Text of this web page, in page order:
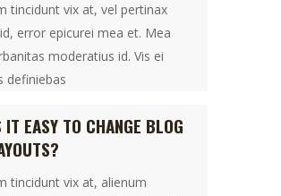
tincidunt vix at, vel pertinax
error epicurei mea et. Mea
moderatius id. Vis ei
definiebas
IT EASY TO CHANGE BLOG
tincidunt vix at, alienum